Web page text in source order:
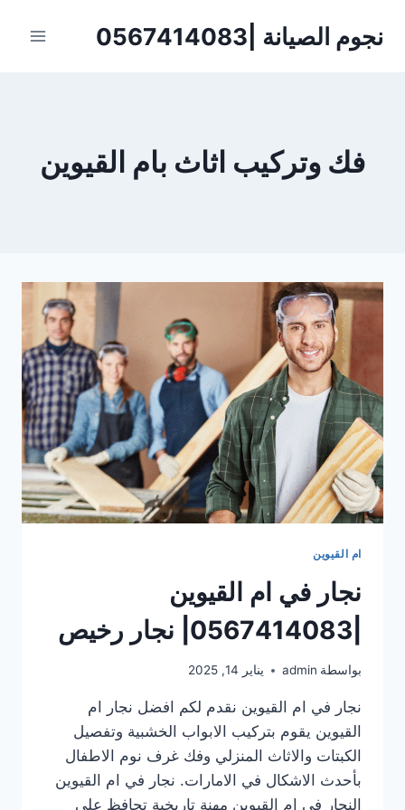
نجوم الصيانة |0567414083
فك وتركيب اثاث بام القيوين
ام القيوين
نجار في ام القيوين
بواسطة admin يناير 14, 2025
نجار في ام القيوين نقدم لكم افضل نجار ام
القيوين يقوم بتركيب الابواب الخشبية وتفصيل
الكبتات والاثاث المنزلي وفك غرف نوم الاطفال
بأحدث الاشكال في الامارات. نجار في ام القيوين
النجار في ام القيوين مهنة تاريخية تحافظ على